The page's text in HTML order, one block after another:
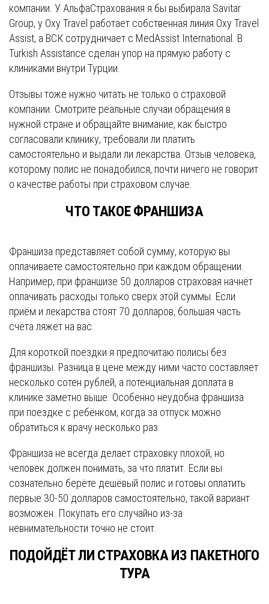
компании. У АльфаСтрахования я бы выбирала Savitar
Group, у Oxy Travel работает собственная линия Oxy Travel
Assist, а ВСК сотрудничает с MedAssist International. В
Turkish Assistance сделан упор на прямую работу с
клиниками внутри Турции.
Отзывы тоже нужно читать не только о страховой
компании. Смотрите реальные случаи обращения в
нужной стране и обращайте внимание, как быстро
согласовали клинику, требовали ли платить
самостоятельно и выдали ли лекарства. Отзыв человека,
которому полис не понадобился, почти ничего не говорит
о качестве работы при страховом случае.
ЧТО ТАКОЕ ФРАНШИЗА
Франшиза представляет собой сумму, которую вы
оплачиваете самостоятельно при каждом обращении.
Например, при франшизе 50 долларов страховая начнёт
оплачивать расходы только сверх этой суммы. Если
приём и лекарства стоят 70 долларов, большая часть
счёта ляжет на вас.
Для короткой поездки я предпочитаю полисы без
франшизы. Разница в цене между ними часто составляет
несколько сотен рублей, а потенциальная доплата в
клинике заметно выше. Особенно неудобна франшиза
при поездке с ребёнком, когда за отпуск можно
обратиться к врачу несколько раз.
Франшиза не всегда делает страховку плохой, но
человек должен понимать, за что платит. Если вы
сознательно берёте дешёвый полис и готовы оплатить
первые 30-50 долларов самостоятельно, такой вариант
возможен. Покупать его случайно из-за
невнимательности точно не стоит.
ПОДОЙДЁТ ЛИ СТРАХОВКА ИЗ ПАКЕТНОГО
ТУРА